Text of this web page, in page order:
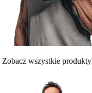
Zobacz wszystkie produkty